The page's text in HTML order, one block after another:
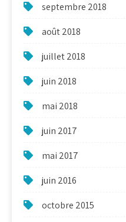
septembre 2018
août 2018
juillet 2018
juin 2018
mai 2018
juin 2017
mai 2017
juin 2016
octobre 2015